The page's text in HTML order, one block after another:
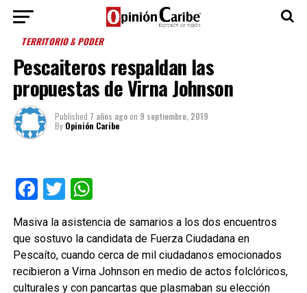
TERRITORIO & PODER
Pescaiteros respaldan las
propuestas de Virna Johnson
Published 7 años agoon 9 septiembre, 2019
By Opinión Caribe
Facebook
TwitterWhatsApp
Masiva la asistencia de samarios a los dos encuentros
que sostuvo la candidata de Fuerza Ciudadana en
Pescaíto, cuando cerca de mil ciudadanos emocionados
recibieron a Virna Johnson en medio de actos folclóricos,
culturales y con pancartas que plasmaban su elección